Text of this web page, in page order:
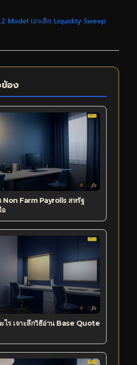
Model เจาะลึก Liquidity Sweep
อง
Non Farm Payrolls สหรัฐ
ไร เจาะลึกวิธีอ่าน Base Quote